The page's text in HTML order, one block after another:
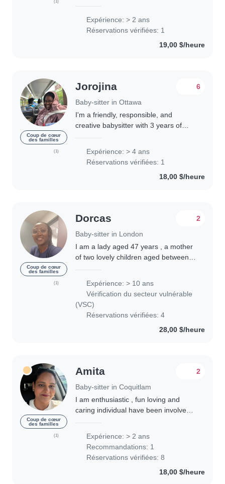
(1)
time, I found that I am passionate
Expérience: > 2 ans
Réservations vérifiées: 1
19,00 $/heure
Coup de cœur
des familles
(1)
Jorojina
Baby-sitter in Ottawa
6
I'm a friendly, responsible, and
creative babysitter with 3 years of
and enjoy engaging children through
Expérience: > 4 ans
Réservations vérifiées: 1
18,00 $/heure
Coup de cœur
des familles
(1)
Dorcas
Baby-sitter in London
2
I am a lady aged 47 years , a mother
of two lovely children aged between
love children and like seeing them
Expérience: > 10 ans
Vérification du secteur vulnérable
(VSC)
Réservations vérifiées: 4
28,00 $/heure
Coup de cœur
des familles
(1)
Amita
Baby-sitter in Coquitlam
2
I am enthusiastic , fun loving and
caring individual have been involved
done over 310 Hrs. of volunteer with..
Expérience: > 2 ans
Recommandations: 1
Réservations vérifiées: 8
18,00 $/heure